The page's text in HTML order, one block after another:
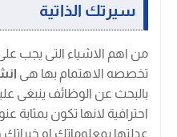
سيرتك الذاتية
من اهم الاشياء التى يجب
تخصصه الاهتمام بها هى
بالبحث عن الوظائف ينبغى
احترافية لانها تكون بمثابة
عدلتها بمعلوماتك او